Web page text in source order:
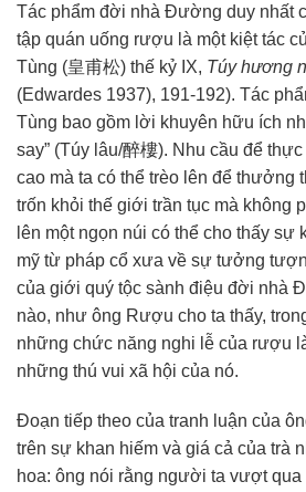
Tác phẩm đời nhà Đường duy nhất
tập quán uống rượu là một kiệt tác
Tùng (皇甫松) thế kỷ IX, Túy hương
(Edwardes 1937), 191-192). Tác
Tùng bao gồm lời khuyên hữu ích
say” (Túy lâu/醉樓). Nhu cầu để thực
cao mà ta có thể trèo lên để thưởng
trốn khỏi thế giới trần tục mà không
lên một ngọn núi có thể cho thấy sự
mỹ từ pháp cổ xưa về sự tưởng
của giới quý tộc sành điệu đời nhà
nào, như ông Rượu cho ta thấy,
những chức năng nghi lễ của rượu
những thú vui xã hội của nó.
Đoạn tiếp theo của tranh luận của
trên sự khan hiếm và giá cả của trà
hoa: ông nói rằng người ta vượt qua